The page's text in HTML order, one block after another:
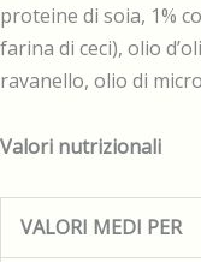
proteine di soia, 1%
farina di ceci), olio
ravanello, olio di
Valori nutrizionali
VALORI MEDI PER